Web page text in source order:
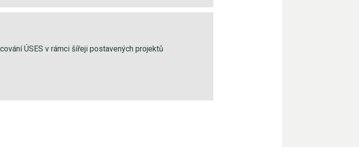
ÚSES v rámci šířeji postavených projektů